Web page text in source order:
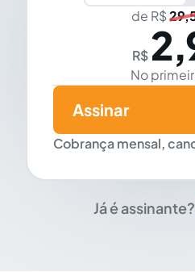
de R$
R$
No
Cobrança mensal,
Assinar
Já é assinante?